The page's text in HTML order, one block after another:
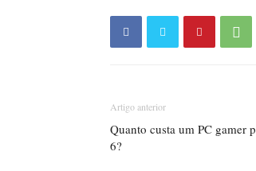
Artigo anterior
Quanto custa um PC gamer
6?